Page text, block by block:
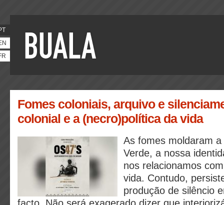
Fomes coloniais, arquivo e
colonial e a (necro)política da vida
As fomes moldaram
Verde, a nossa
nos relacionamos
vida. Contudo,
produção de silêncio